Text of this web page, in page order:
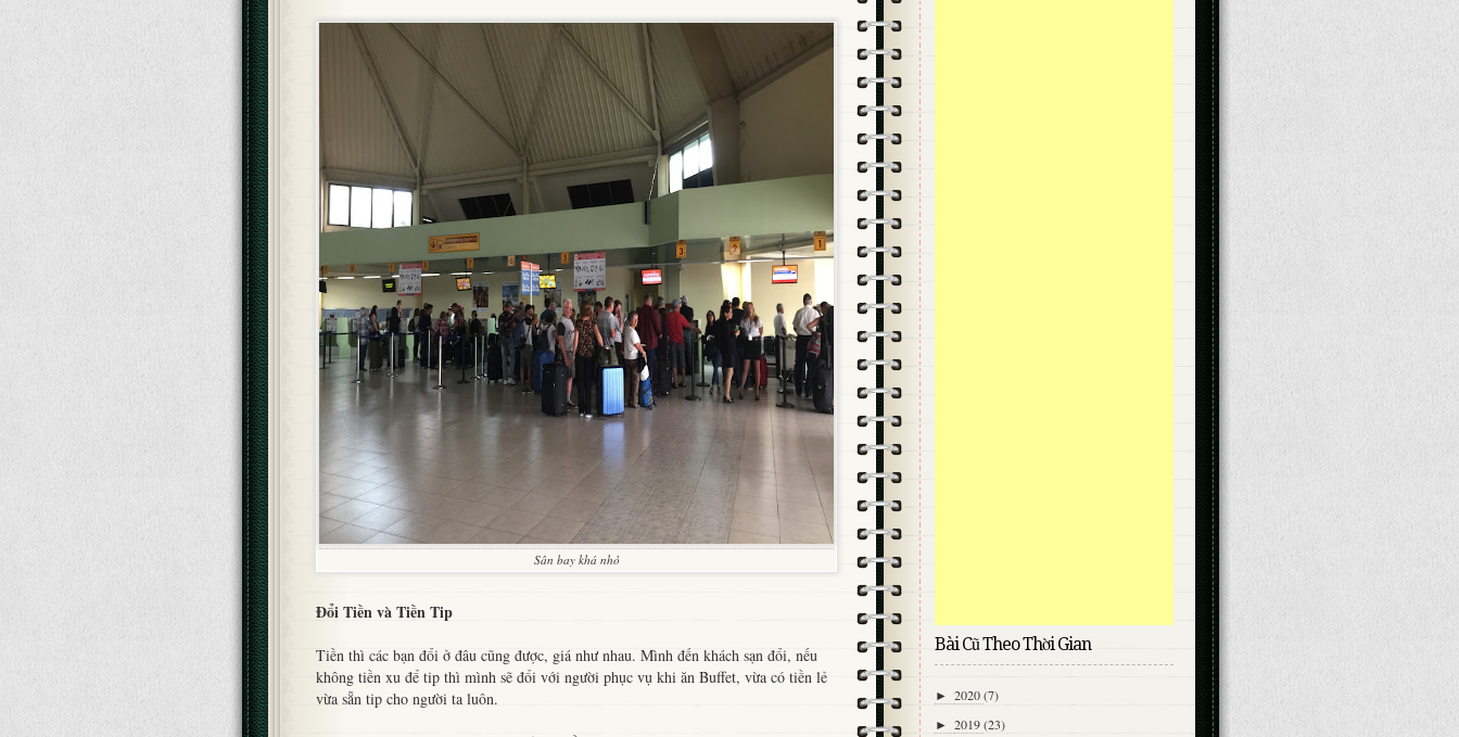
Sân bay khá nhỏ
Đổi Tiền và Tiền Tip
Tiền thì các bạn đổi ở đâu cũng được, giá như nhau. Mình đến khách sạn đổi, nếu
không tiền xu để tip thì mình sẽ đổi với người phục vụ khi ăn Buffet, vừa có tiền lẻ
vừa sẵn tip cho người ta luôn.
Bài Cũ Theo Thời Gian
► 2020(7)
► 2019(23)